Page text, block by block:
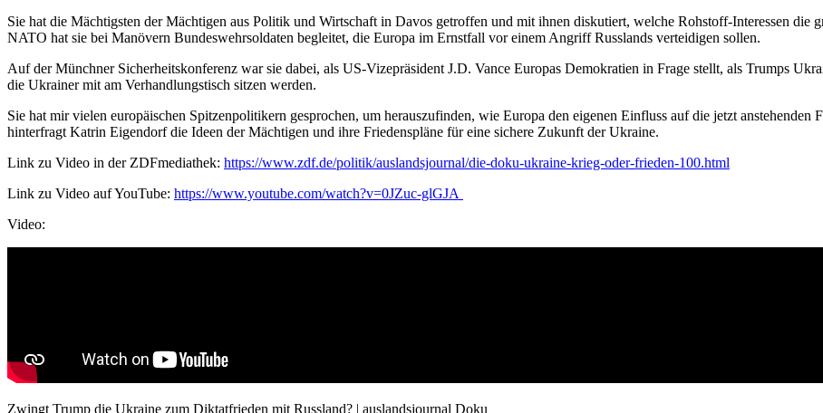
Sie hat die Mächtigsten der Mächtigen aus Politik und Wirtschaft in Davos getroffen und mit ihnen diskutiert, welche Rohstoff-Interessen
NATO hat sie bei Manövern Bundeswehrsoldaten begleitet, die Europa im Ernstfall vor einem Angriff Russlands verteidigen sollen.
Auf der Münchner Sicherheitskonferenz war sie dabei, als US-Vizepräsident J.D. Vance Europas Demokratien in Frage stellt, als Trumps
die Ukrainer mit am Verhandlungstisch sitzen werden.
Sie hat mir vielen europäischen Spitzenpolitikern gesprochen, um herauszufinden, wie Europa den eigenen Einfluss auf die jetzt
hinterfragt Katrin Eigendorf die Ideen der Mächtigen und ihre Friedenspläne für eine sichere Zukunft der Ukraine.
Link zu Video in der ZDFmediathek: https://www.zdf.de/politik/auslandsjournal/die-doku-ukraine-krieg-oder-frieden-100.html
Link zu Video auf YouTube: https://www.youtube.com/watch?v=0JZuc-glGJA
Video:
Zwingt Trump die Ukraine zum Diktatfrieden mit Russland? | auslandsjournal Doku